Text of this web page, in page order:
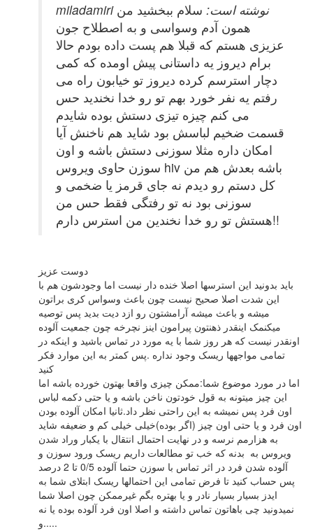
miladamiri نوشته است: سلام ببخشید من
همون آدم وسواسی و به اصطلاح جون
عزیزی هستم که قبلا هم پست داده بودم حالا
برام دیروز یه داستانی پیش اومده که کمی
دچار استرسم کرده دیروز تو خیابون راه می
رفتم یه نفر خورد بهم تو رو خدا نخندید حس
می کنم چیزه تیزی دستش بوده شایدم
قسمت ضخیم لباسش بود شاید هم ناخنش آیا
امکان داره مثلا سوزنی دستش باشه و اون
سوزن حاوی ویروس hiv باشه بعدش هم من
کل دستم رو دیدم نه جای قرمز یا ضخمی و
سوزنی بود نه تو رفتگی فقط حس من
هستش تو رو خدا نخندین من استرس دارم!!
دوست عزیز
باید بدونید این استرسها اصلا خنده دار نیست اما وجودشون هم با
این شدت اصلا صحیح نیست چون باعث وسواس کری براتون
میشه و باعث میشه آرامشتون رو ازد دیت بدید پس توصیه
میکنمک اینقدر ذهنتون پیرامون اینز نچرخه چون جمعیت آلوده
اونقدر نیست که هر روز شما با یه مورد در تماس باشید و اینکه در
تمامی مواجهها ریسک وجود نداره .پس کمتر به این موارد فکر
کنید
اما در مورد موضوع شما:ممکن چیزی واقعا بهتون خورده باشه اما
این چیز میتونه به قول خودتون ناخن باشه و یا حتی دکمه لباس
اون فرد پس نمیشه به این راحتی نظر داد.ثانیا امکان آلوده بودن
اون فرد و یا حتی اون چیز (اگر بوده)خیلی خیلی کم و ضعیفه شاید
به هزارمم نرسه و در نهایت احتمال انتقال با یکبار وراد شدن
ویروس به بدنه که خب تو مطالعات داریم ریسک ورود سوزن و
آلوده شدن فرد در اثر تماس با سوزن حتما آلوده 0/5 تا 2 درصد
پس حساب کنید تا فرض تمامی این احتمالها ریسک ابتلای شما به
ایدز بسیار بسیار نادر و یا بهتره بگم غیرممکن چون اصلا شما
نمیدونید چی باهاتون تماس داشته و اصلا اون فرد آلوده بوده یا نه
و.....